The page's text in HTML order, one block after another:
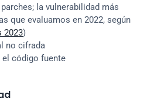
la vulnerabilidad más
que evaluamos en 2022, según
2023)
no cifrada
código fuente